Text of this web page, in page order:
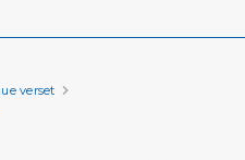
verset